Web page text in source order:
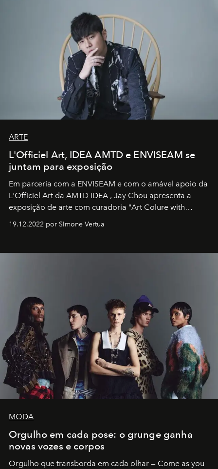
ARTE
L'Officiel Art, IDEA AMTD e ENVISEAM se
juntam para exposição
Em parceria com a ENVISEAM e com o amável apoio da
L'Officiel Art da AMTD IDEA , Jay Chou apresenta a
exposição de arte com curadoria "Art Colure with
19.12.2022 por SImone Vertua
MODA
Orgulho em cada pose: o grunge ganha
novas vozes e corpos
Orgulho que transborda em cada olhar — Come as you